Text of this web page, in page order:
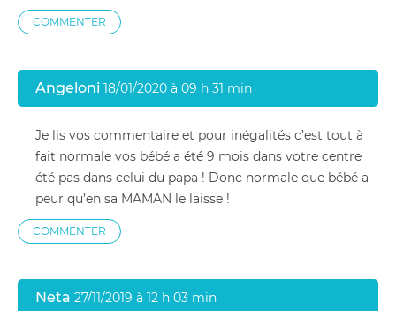
COMMENTER
Angeloni 18/01/2020 à 09 h 31 min
Je lis vos commentaire et pour inégalités c’est tout à
fait normale vos bébé a été 9 mois dans votre centre
été pas dans celui du papa ! Donc normale que bébé a
peur qu’en sa MAMAN le laisse !
COMMENTER
Neta 27/11/2019 à 12 h 03 min